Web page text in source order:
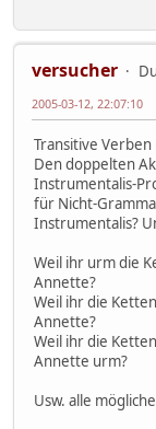
versucher
2005-03-12, 22:07:10
Transitive Verben
Den doppelten
Instrumentalis-
für Nicht-
Instrumentalis?
Weil ihr urm die
Annette?
Weil ihr die
Annette?
Weil ihr die
Annette urm?
Usw. alle